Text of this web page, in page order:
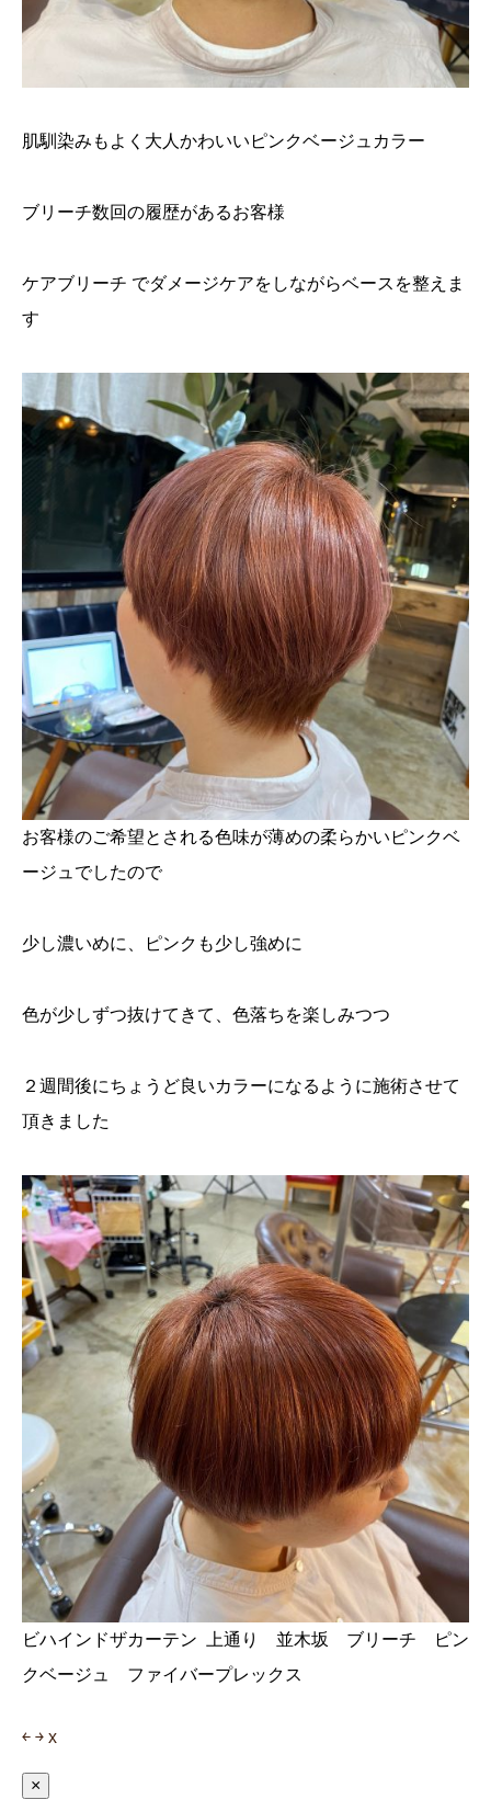
肌馴染みもよく大人かわいいピンクベージュカラー
ブリーチ数回の履歴があるお客様
ケアブリーチ でダメージケアをしながらベースを整えま
す
お客様のご希望とされる色味が薄めの柔らかいピンクベ
ージュでしたので
少し濃いめに、ピンクも少し強めに
色が少しずつ抜けてきて、色落ちを楽しみつつ
２週間後にちょうど良いカラーになるように施術させて
頂きました
ビハインドザカーテン 上通り 並木坂 ブリーチ ピン
クベージュ ファイバープレックス
￩ ￫ x
×